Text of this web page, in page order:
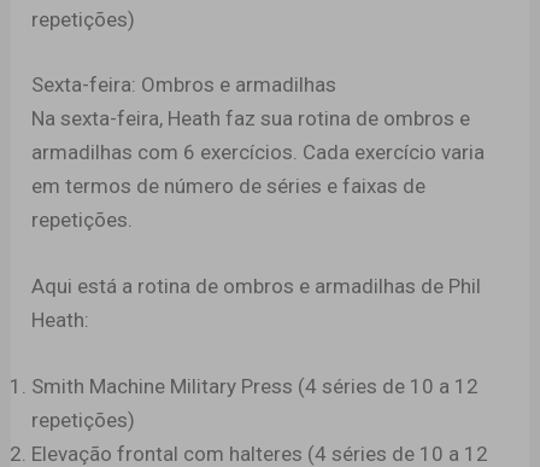
repetições)
Sexta-feira: Ombros e armadilhas
Na sexta-feira, Heath faz sua rotina de ombros e
armadilhas com 6 exercícios. Cada exercício varia
em termos de número de séries e faixas de
repetições.
Aqui está a rotina de ombros e armadilhas de Phil
Heath:
Smith Machine Military Press (4 séries de 10 a 12
repetições)
Elevação frontal com halteres (4 séries de 10 a 12